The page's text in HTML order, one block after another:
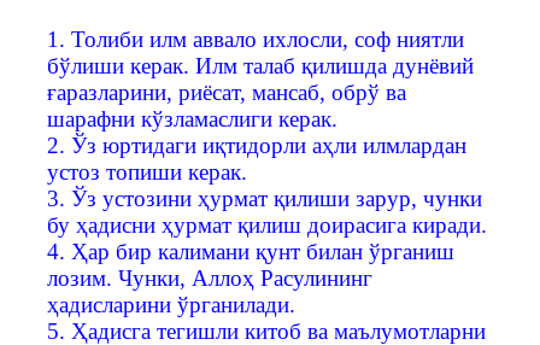
1. Толиби илм аввало ихлосли, соф ниятли
бўлиши керак. Илм талаб қилишда дунёвий
ғаразларини, риёсат, мансаб, обрў ва
шарафни кўзламаслиги керак.
2. Ўз юртидаги иқтидорли аҳли илмлардан
устоз топиши керак.
3. Ўз устозини ҳурмат қилиши зарур, чунки
бу ҳадисни ҳурмат қилиш доирасига киради.
4. Ҳар бир калимани қунт билан ўрганиш
лозим. Чунки, Аллоҳ Расулининг
ҳадисларини ўрганилади.
5. Ҳадисга тегишли китоб ва маълумотларни